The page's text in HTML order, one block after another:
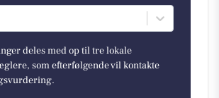
deles med op til tre lokale
som efterfølgende vil kontakte